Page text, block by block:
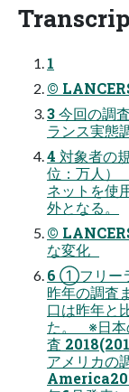
1
©
3 今回の調
ランス実態
4 対象者の
位：万人）
ネットを使
外となる。
©
な変化
6 ①フリー
昨年の調査
口は昨年と
た。 ※日本
査
アメリカの